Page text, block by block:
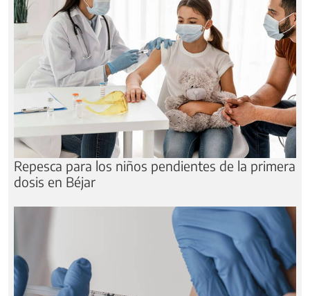
Repesca para los niños pendientes de la primera
dosis en Béjar